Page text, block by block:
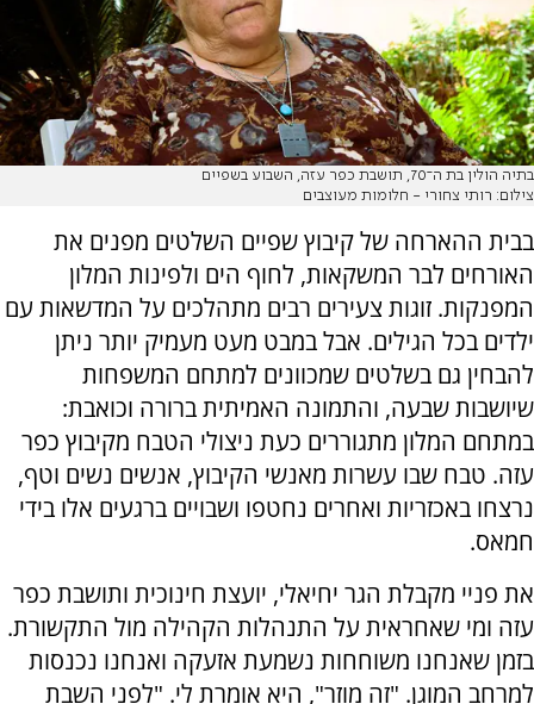
בתיה הולין בת ה־70, תושבת כפר עזה, השבוע בשפיים
צילום: רותי צחורי - חלומות מעוצבים
בבית ההארחה של קיבוץ שפיים השלטים מפנים את
האורחים לבר המשקאות, לחוף הים ולפינות המלון
המפנקות. זוגות צעירים רבים מתהלכים על המדשאות עם
ילדים בכל הגילים. אבל במבט מעט מעמיק יותר ניתן
להבחין גם בשלטים שמכוונים למתחם המשפחות
שיושבות שבעה, והתמונה האמיתית ברורה וכואבת:
במתחם המלון מתגוררים כעת ניצולי הטבח מקיבוץ כפר
עזה. טבח שבו עשרות מאנשי הקיבוץ, אנשים נשים וטף,
נרצחו באכזריות ואחרים נחטפו ושבויים ברגעים אלו בידי
חמאס.
את פניי מקבלת הגר יחיאלי, יועצת חינוכית ותושבת כפר
עזה ומי שאחראית על התנהלות הקהילה מול התקשורת.
בזמן שאנחנו משוחחות נשמעת אזעקה ואנחנו נכנסות
למרחב המוגן. "זה מוזר", היא אומרת לי. "לפני השבת